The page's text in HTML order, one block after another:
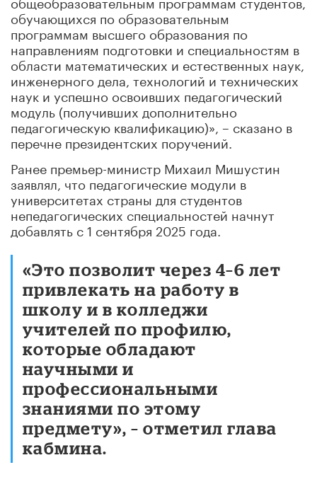
обучающихся по образовательным
программам высшего образования по
направлениям подготовки и специальностям в
области математических и естественных наук,
инженерного дела, технологий и технических
наук и успешно освоивших педагогический
модуль (получивших дополнительно
педагогическую квалификацию)», – сказано в
перечне президентских поручений.
Ранее премьер-министр Михаил Мишустин
заявлял, что педагогические модули в
университетах страны для студентов
непедагогических специальностей начнут
добавлять с 1 сентября 2025 года.
«Это позволит через 4–6 лет
привлекать на работу в
школу и в колледжи
учителей по профилю,
которые обладают
научными и
профессиональными
знаниями по этому
предмету», – отметил глава
кабмина.